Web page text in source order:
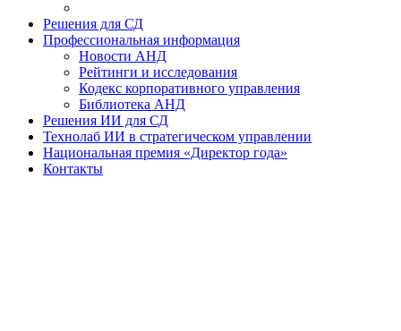
Решения для СД
Профессиональная информация
Новости АНД
Рейтинги и исследования
Кодекс корпоративного управления
Библиотека АНД
Решения ИИ для СД
Технолаб ИИ в стратегическом управлении
Национальная премия «Директор года»
Контакты